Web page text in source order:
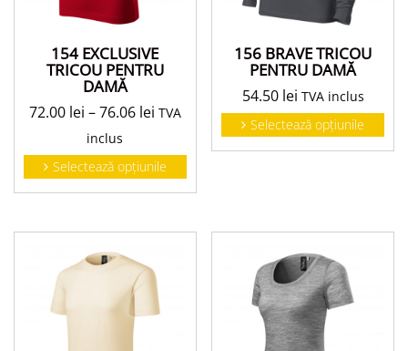
154 EXCLUSIVE
TRICOU PENTRU
DAMĂ
72.00 lei –76.06 lei TVA
inclus
Selectează opțiunile
156 BRAVE TRICOU
PENTRU DAMĂ
54.50 lei TVA inclus
Selectează opțiunile